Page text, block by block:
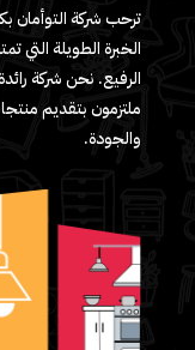
ترحب شركة التوأمان
الرفيع. نحن شركة
ملتزمون بتقديم
والجودة.